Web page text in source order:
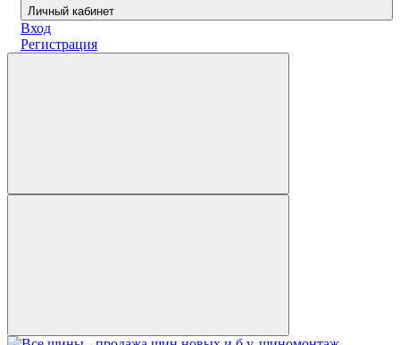
Личный кабинет
Вход
Регистрация